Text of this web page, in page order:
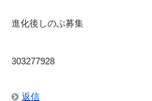
進化後しのぶ募集
303277928
返信